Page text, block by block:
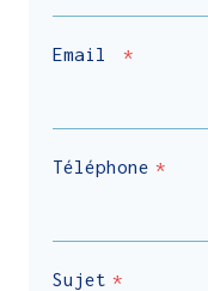
Email *
Téléphone *
Sujet *